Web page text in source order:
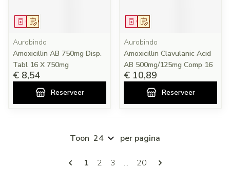
Op voorschrift
Geneesmiddel
Aurobindo
Amoxicillin AB 750mg Disp.
Tabl 16 X 750mg
€ 8,54
Reserveer
Op voorschrift
Geneesmiddel
Aurobindo
Amoxicillin Clavulanic Acid
AB 500mg/125mg Comp 16
€ 10,89
Reserveer
Pagina's
U lees momenteel pagina
1 Pagina
2 Pagina
3 ... Pagina
20
Toon per pagina